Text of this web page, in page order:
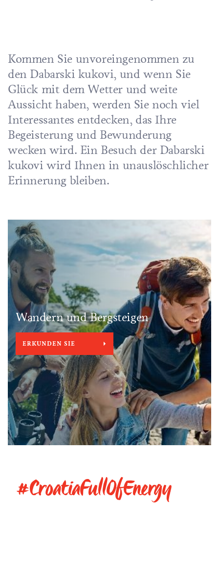
Kommen Sie unvoreingenommen zu
den Dabarski kukovi, und wenn Sie
Glück mit dem Wetter und weite
Aussicht haben, werden Sie noch viel
Interessantes entdecken, das Ihre
Begeisterung und Bewunderung
wecken wird. Ein Besuch der Dabarski
kukovi wird Ihnen in unauslöschlicher
Erinnerung bleiben.
Wandern und Bergsteigen
ERKUNDEN SIE
#CroatiaFullOfEnergy